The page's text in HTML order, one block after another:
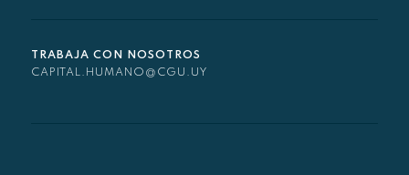
TRABAJA CON NOSOTROS
CAPITAL.HUMANO@CGU.UY